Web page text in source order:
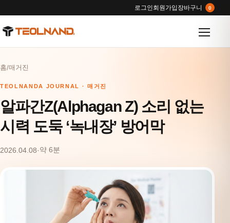
로그인회원가입장바구니 0
홈/매거진
TEOLNANDA JOURNAL · 매거진
알파간Z(Alphagan Z) 소리 없는
시력 도둑 ‘녹내장’ 방어막
2026.04.08·약 6분